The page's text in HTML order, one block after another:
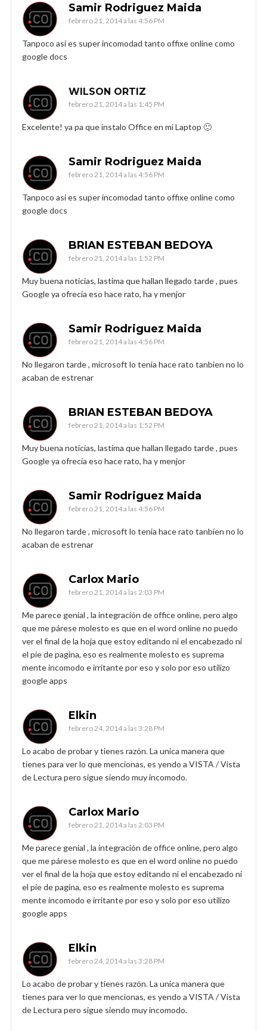
Samir Rodriguez Maida
febrero 21, 2014 a las 4:56 PM
Tanpoco asi es super incomodad tanto offixe online como
google docs
WILSON ORTIZ
febrero 21, 2014 a las 1:45 PM
Excelente! ya pa que instalo Office en mi Laptop 🙂
Samir Rodriguez Maida
febrero 21, 2014 a las 4:56 PM
Tanpoco asi es super incomodad tanto offixe online como
google docs
BRIAN ESTEBAN BEDOYA
febrero 21, 2014 a las 1:52 PM
Muy buena noticias, lastima que hallan llegado tarde , pues
Google ya ofrecía eso hace rato, ha y menjor
Samir Rodriguez Maida
febrero 21, 2014 a las 4:56 PM
No llegaron tarde , microsoft lo tenia hace rato tanbien no lo
acaban de estrenar
BRIAN ESTEBAN BEDOYA
febrero 21, 2014 a las 1:52 PM
Muy buena noticias, lastima que hallan llegado tarde , pues
Google ya ofrecía eso hace rato, ha y menjor
Samir Rodriguez Maida
febrero 21, 2014 a las 4:56 PM
No llegaron tarde , microsoft lo tenia hace rato tanbien no lo
acaban de estrenar
Carlox Mario
febrero 21, 2014 a las 2:03 PM
Me parece genial , la integración de office online, pero algo
que me párese molesto es que en el word online no puedo
ver el final de la hoja que estoy editando ni el encabezado ni
el pie de pagina, eso es realmente molesto es suprema
mente incomodo e irritante por eso y solo por eso utilizo
google apps
Elkin
febrero 24, 2014 a las 3:28 PM
Lo acabo de probar y tienes razón. La unica manera que
tienes para ver lo que mencionas, es yendo a VISTA / Vista
de Lectura pero sigue siendo muy incomodo.
Carlox Mario
febrero 21, 2014 a las 2:03 PM
Me parece genial , la integración de office online, pero algo
que me párese molesto es que en el word online no puedo
ver el final de la hoja que estoy editando ni el encabezado ni
el pie de pagina, eso es realmente molesto es suprema
mente incomodo e irritante por eso y solo por eso utilizo
google apps
Elkin
febrero 24, 2014 a las 3:28 PM
Lo acabo de probar y tienes razón. La unica manera que
tienes para ver lo que mencionas, es yendo a VISTA / Vista
de Lectura pero sigue siendo muy incomodo.